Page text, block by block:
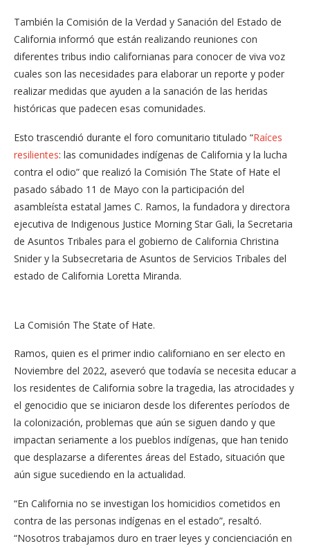
También la Comisión de la Verdad y Sanación del Estado de
California informó que están realizando reuniones con
diferentes tribus indio californianas para conocer de viva voz
cuales son las necesidades para elaborar un reporte y poder
realizar medidas que ayuden a la sanación de las heridas
históricas que padecen esas comunidades.
Esto trascendió durante el foro comunitario titulado “Raíces
resilientes: las comunidades indígenas de California y la lucha
contra el odio” que realizó la Comisión The State of Hate el
pasado sábado 11 de Mayo con la participación del
asambleísta estatal James C. Ramos, la fundadora y directora
ejecutiva de Indigenous Justice Morning Star Gali, la Secretaria
de Asuntos Tribales para el gobierno de California Christina
Snider y la Subsecretaria de Asuntos de Servicios Tribales del
estado de California Loretta Miranda.
La Comisión The State of Hate.
Ramos, quien es el primer indio californiano en ser electo en
Noviembre del 2022, aseveró que todavía se necesita educar a
los residentes de California sobre la tragedia, las atrocidades y
el genocidio que se iniciaron desde los diferentes períodos de
la colonización, problemas que aún se siguen dando y que
impactan seriamente a los pueblos indígenas, que han tenido
que desplazarse a diferentes áreas del Estado, situación que
aún sigue sucediendo en la actualidad.
“En California no se investigan los homicidios cometidos en
contra de las personas indígenas en el estado”, resaltó.
“Nosotros trabajamos duro en traer leyes y concienciación en